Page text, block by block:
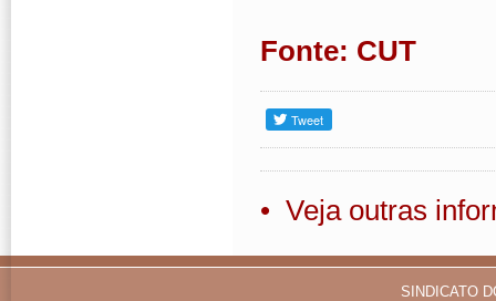
Fonte: CUT
• Veja outras
SINDICATO